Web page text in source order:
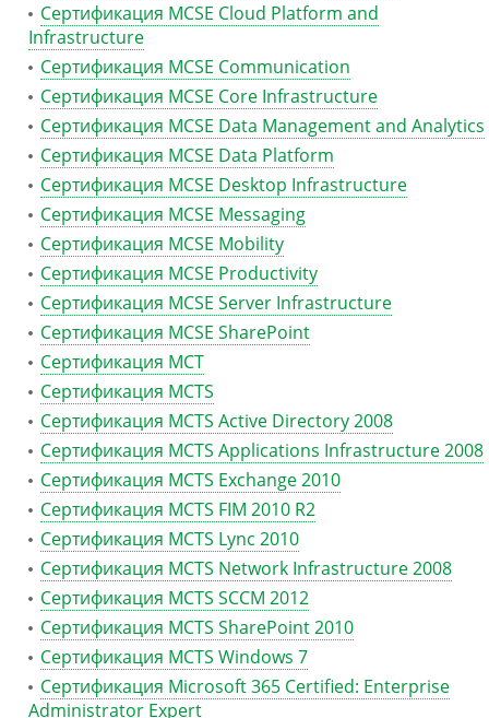
Сертификация MCSE Cloud Platform and
Infrastructure
Сертификация MCSE Communication
Сертификация MCSE Core Infrastructure
Сертификация MCSE Data Management and Analytics
Сертификация MCSE Data Platform
Сертификация MCSE Desktop Infrastructure
Сертификация MCSE Messaging
Сертификация MCSE Mobility
Сертификация MCSE Productivity
Сертификация MCSE Server Infrastructure
Сертификация MCSE SharePoint
Сертификация MCT
Сертификация MCTS
Сертификация MCTS Active Directory 2008
Сертификация MCTS Applications Infrastructure 2008
Сертификация MCTS Exchange 2010
Сертификация MCTS FIM 2010 R2
Сертификация MCTS Lync 2010
Сертификация MCTS Network Infrastructure 2008
Сертификация MCTS SCCM 2012
Сертификация MCTS SharePoint 2010
Сертификация MCTS Windows 7
Сертификация Microsoft 365 Certified: Enterprise
Administrator Expert